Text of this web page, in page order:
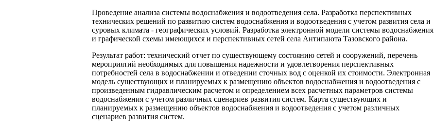
Проведение анализа системы водоснабжения и водоотведения села. Разработка перспективных
технических решений по развитию систем водоснабжения и водоотведения с учетом развития села и
суровых климата - географических условий. Разработка электронной модели системы водоснабжения
и графической схемы имеющихся и перспективных сетей села Антипаюта Тазовского района.
Результат работ: технический отчет по существующему состоянию сетей и сооружений, перечень
мероприятий необходимых для повышения надежности и удовлетворения перспективных
потребностей села в водоснабжении и отведении сточных вод с оценкой их стоимости. Электронная
модель существующих и планируемых к размещению объектов водоснабжения и водоотведения с
произведенным гидравлическим расчетом и определением всех расчетных параметров системы
водоснабжения с учетом различных сценариев развития систем. Карта существующих и
планируемых к размещению объектов водоснабжения и водоотведения с учетом различных
сценариев развития систем.